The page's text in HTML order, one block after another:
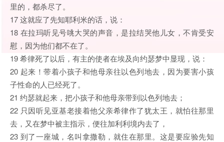
里的，都杀尽了。
17 这就应了先知耶利米的话，说：
18 在拉玛听见号咷大哭的声音，是拉结哭他儿女，不肯受安
慰，因为他们都不在了。
19 希律死了以后，有主的使者在埃及向约瑟梦中显现，说：
20 起来！带着小孩子和他母亲往以色列地去，因为要害小孩
子性命的人已经死了。
21 约瑟就起来，把小孩子和他母亲带到以色列地去；
22 只因听见亚基老接着他父亲希律作了犹太王，就怕往那里
去，又在梦中被主指示，便往加利利境内去了，
23 到了一座城，名叫拿撒勒，就住在那里。这是要应验先知